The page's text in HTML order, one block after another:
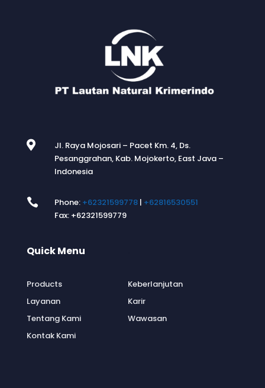

Jl. Raya Mojosari – Pacet Km. 4, Ds.
Pesanggrahan, Kab. Mojokerto, East Java –
Indonesia
 Phone: +62321599778| +62816530551
Fax: +62321599779
Quick Menu
Products
Layanan
Tentang Kami
Kontak Kami
Keberlanjutan
Karir
Wawasan